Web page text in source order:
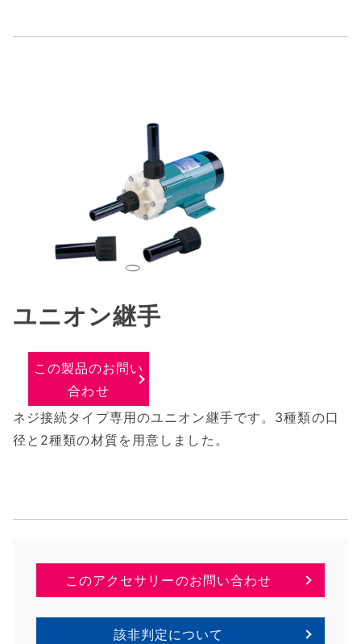
ユニオン継手
この製品のお問い
合わせ
ネジ接続タイプ専用のユニオン継手です。3種類の口
径と2種類の材質を用意しました。
このアクセサリーのお問い合わせ
該非判定について